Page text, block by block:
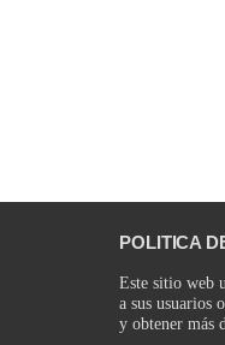
POLITICA
Este sitio web
a sus usuarios
y obtener más